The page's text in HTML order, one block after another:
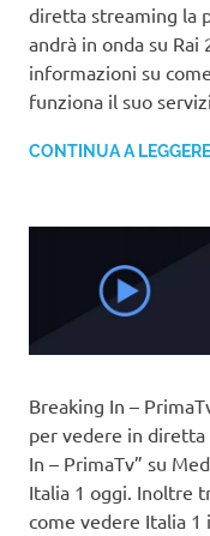
diretta streaming la
andrà in onda su
informazioni su
funziona il suo
CONTINUA A
Breaking In –
per vedere in diretta
In – PrimaTv” su
Italia 1 oggi. Inoltre
come vedere Italia 1